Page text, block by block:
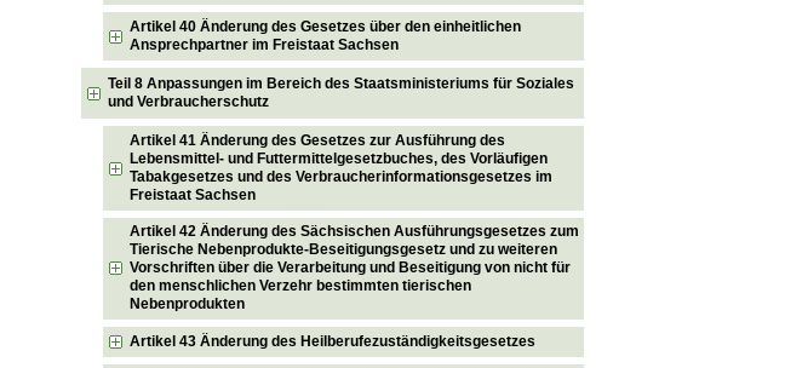
Artikel 40 Änderung des Gesetzes über den einheitlichen
Ansprechpartner im Freistaat Sachsen
Teil 8 Anpassungen im Bereich des Staatsministeriums für Soziales
und Verbraucherschutz
Artikel 41 Änderung des Gesetzes zur Ausführung des
Lebensmittel- und Futtermittelgesetzbuches, des Vorläufigen
Tabakgesetzes und des Verbraucherinformationsgesetzes im
Freistaat Sachsen
Artikel 42 Änderung des Sächsischen Ausführungsgesetzes zum
Tierische Nebenprodukte-Beseitigungsgesetz und zu weiteren
Vorschriften über die Verarbeitung und Beseitigung von nicht für
den menschlichen Verzehr bestimmten tierischen
Nebenprodukten
Artikel 43 Änderung des Heilberufezuständigkeitsgesetzes